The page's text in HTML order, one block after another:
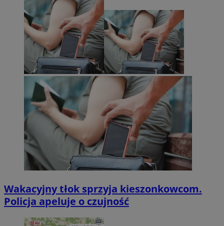
Wakacyjny tłok sprzyja kieszonkowcom.
Policja apeluje o czujność